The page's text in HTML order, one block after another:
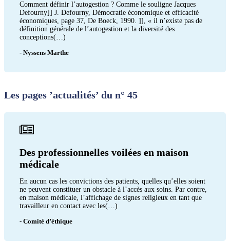
Comment définir l’autogestion ? Comme le souligne Jacques
Defourny]] J. Defourny, Démocratie économique et efficacité
économiques, page 37, De Boeck, 1990. ]], « il n’existe pas de
définition générale de l’autogestion et la diversité des
conceptions(…)
- Nyssens Marthe
Les pages ’actualités’ du n° 45
Des professionnelles voilées en maison
médicale
En aucun cas les convictions des patients, quelles qu’elles soient
ne peuvent constituer un obstacle à l’accès aux soins. Par contre,
en maison médicale, l’affichage de signes religieux en tant que
travailleur en contact avec les(…)
- Comité d’éthique